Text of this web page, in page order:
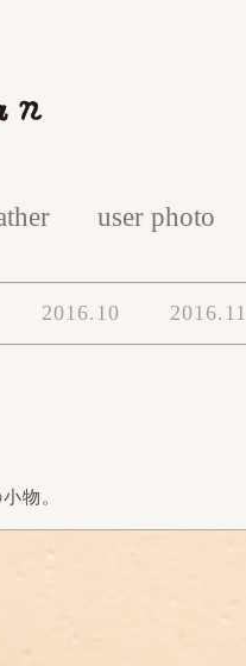
user photo
2016.10 2016.11
物。